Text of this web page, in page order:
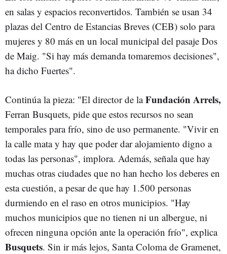
en salas y espacios reconvertidos. También se usan 34
plazas del Centro de Estancias Breves (CEB) solo para
mujeres y 80 más en un local municipal del pasaje Dos
de Maig. "Si hay más demanda tomaremos decisiones",
ha dicho Fuertes".
Continúa la pieza: "El director de laFundación Arrels,
Ferran Busquets, pide que estos recursos no sean
temporales para frío, sino de uso permanente. "Vivir en
la calle mata y hay que poder dar alojamiento digno a
todas las personas", implora. Además, señala que hay
muchas otras ciudades que no han hecho los deberes en
esta cuestión, a pesar de que hay 1.500 personas
durmiendo en el raso en otros municipios. "Hay
muchos municipios que no tienen ni un albergue, ni
ofrecen ninguna opción ante la operación frío", explica
Busquets. Sin ir más lejos, Santa Coloma de Gramenet,